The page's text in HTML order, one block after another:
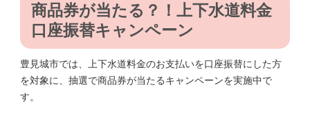
商品券が当たる？！上下水道料金
口座振替キャンペーン
豊見城市では、上下水道料金のお支払いを口座振替にした方
を対象に、抽選で商品券が当たるキャンペーンを実施中で
す。